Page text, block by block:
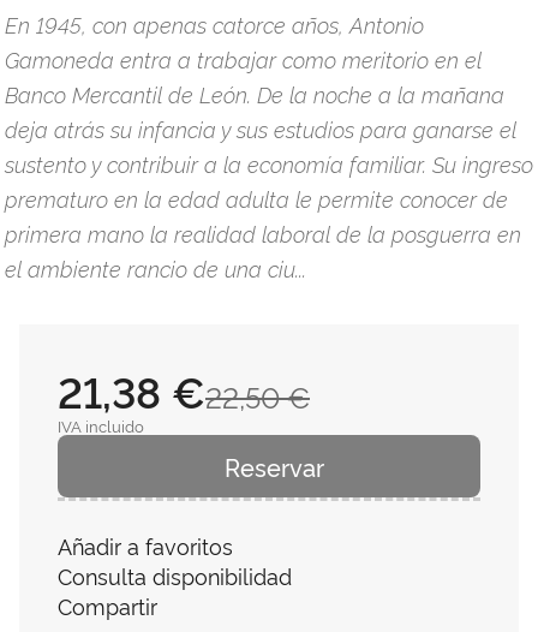
En 1945, con apenas catorce años, Antonio
Gamoneda entra a trabajar como meritorio en el
Banco Mercantil de León. De la noche a la mañana
deja atrás su infancia y sus estudios para ganarse el
sustento y contribuir a la economía familiar. Su ingreso
prematuro en la edad adulta le permite conocer de
primera mano la realidad laboral de la posguerra en
el ambiente rancio de una ciu...
22,50 €
21,38 €
IVA incluido
Reservar
Añadir a favoritos
Consulta disponibilidad
Compartir